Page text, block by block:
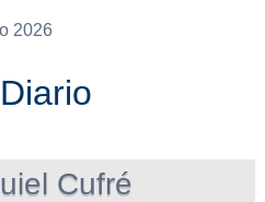
2026
Cufré